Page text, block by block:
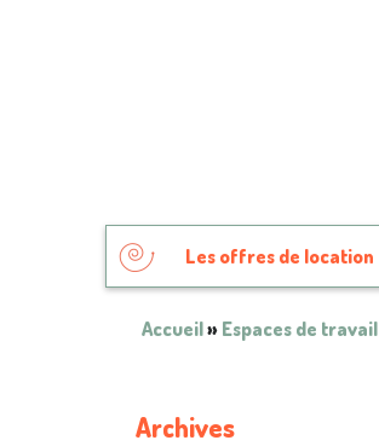
primary
content
secondary
content
Les offres de location
Accueil» Espaces de travail
Archives